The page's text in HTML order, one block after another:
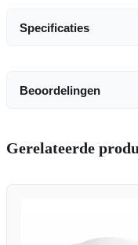
Specificaties
Beoordelingen
Gerelateerde